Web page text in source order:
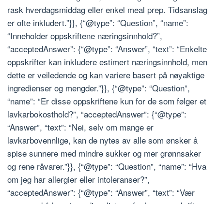
rask hverdagsmiddag eller enkel meal prep. Tidsanslag
er ofte inkludert.”}}, {“@type”: “Question”, “name”:
“Inneholder oppskriftene næringsinnhold?”,
“acceptedAnswer”: {“@type”: “Answer”, “text”: “Enkelte
oppskrifter kan inkludere estimert næringsinnhold, men
dette er veiledende og kan variere basert på nøyaktige
ingredienser og mengder.”}}, {“@type”: “Question”,
“name”: “Er disse oppskriftene kun for de som følger et
lavkarbokosthold?”, “acceptedAnswer”: {“@type”:
“Answer”, “text”: “Nei, selv om mange er
lavkarbovennlige, kan de nytes av alle som ønsker å
spise sunnere med mindre sukker og mer grønnsaker
og rene råvarer.”}}, {“@type”: “Question”, “name”: “Hva
om jeg har allergier eller intoleranser?”,
“acceptedAnswer”: {“@type”: “Answer”, “text”: “Vær